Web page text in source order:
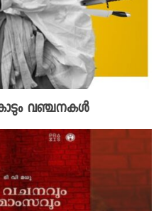
വഞ്ചനകൾ